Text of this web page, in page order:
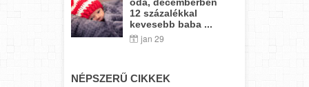
12 százalékkal
kevesebb baba ...
jan 29
NÉPSZERŰ CIKKEK